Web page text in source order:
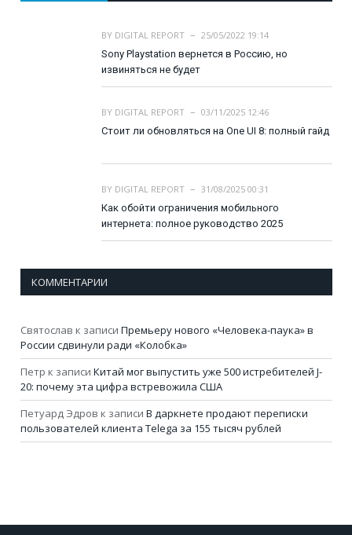
BY DIGITAL REPORT
25/05/2022 19:14
Sony Playstation вернется в Россию, но
извиняться не будет
BY DIGITAL REPORT
03/11/2025 12:46
Стоит ли обновляться на One UI 8: полный гайд
BY DIGITAL REPORT
31/08/2025 00:31
Как обойти ограничения мобильного
интернета: полное руководство 2025
КОММЕНТАРИИ
Святослав к записи Премьеру нового «Человека-паука» в
России сдвинули ради «Колобка»
Петр к записи Китай мог выпустить уже 500 истребителей J-
20: почему эта цифра встревожила США
Петуард Эдров к записи В даркнете продают переписки
пользователей клиента Telega за 155 тысяч рублей